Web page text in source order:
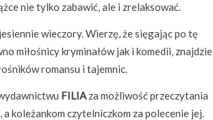
nie tylko zabawić, ale i zrelaksować.
wieczory. Wierzę, że sięgając po tę
miłośnicy kryminałów jak i komedii, znajdzie
romansu i tajemnic.
FILIAza możliwość przeczytania
a koleżankom czytelniczkom za polecenie jej.